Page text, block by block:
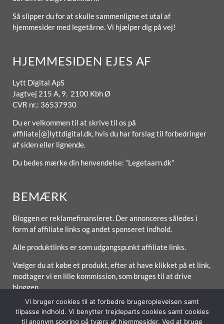
Så slipper du for at skulle sammenligne et utal af
hjemmesider med legetårne. Vi hjælper dig på vej!
HJEMMESIDEN EJES AF
Lytt Digital ApS
Jagtvej 215 A, 9. 2100 Kbh Ø
CVR nr.: 36537930
Du er velkommen til at skrive til os på
affiliate[@]lyttdigital.dk, hvis du har forslag til forbedringer
af siden eller lignende.
Du bedes mærke din henvendelse: “Legetaarn.dk”
BEMÆRK
Bloggen er reklamefinansieret. Der annonceres således i
form af affiliate links og andet sponseret indhold.
Alle produktlinks er som udgangspunkt affiliate links.
Vælger du at købe et produkt, efter at have klikket på et link,
modtager vi en lille kommission, som bruges til at drive
bloggen.
Vi bruger cookies til at forbedre brugeroplevelsen samt
tilpasse indhold. Vi benytter trejdeparts cookies samt cookies
til anonym sporing på tværs af hjemmesider. Ved at bruge